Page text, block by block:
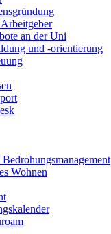
an der Uni
und -orientierung
Wohnen